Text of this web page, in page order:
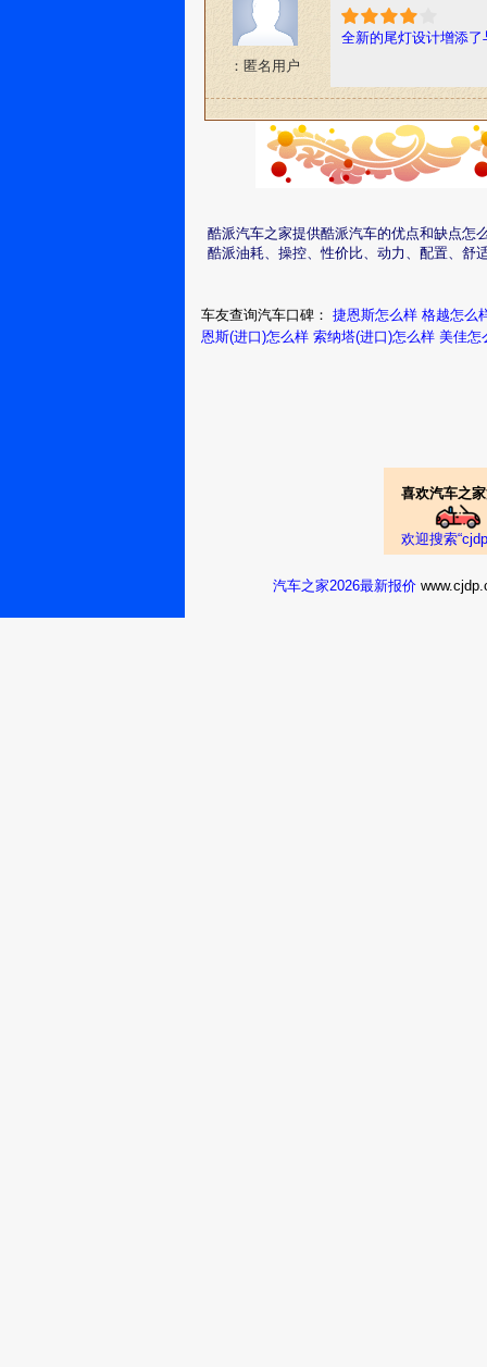
：匿名用户
全新的尾灯设计增添
酷派汽车之家提供酷派汽车的优点和缺点怎
酷派油耗、操控、性价比、动力、配置、舒
车友查询汽车口碑： 捷恩斯怎么样 格越怎么
恩斯(进口)怎么样 索纳塔(进口)怎么样 美佳怎
喜欢汽车之
欢迎搜索
汽车之家2026最新报价